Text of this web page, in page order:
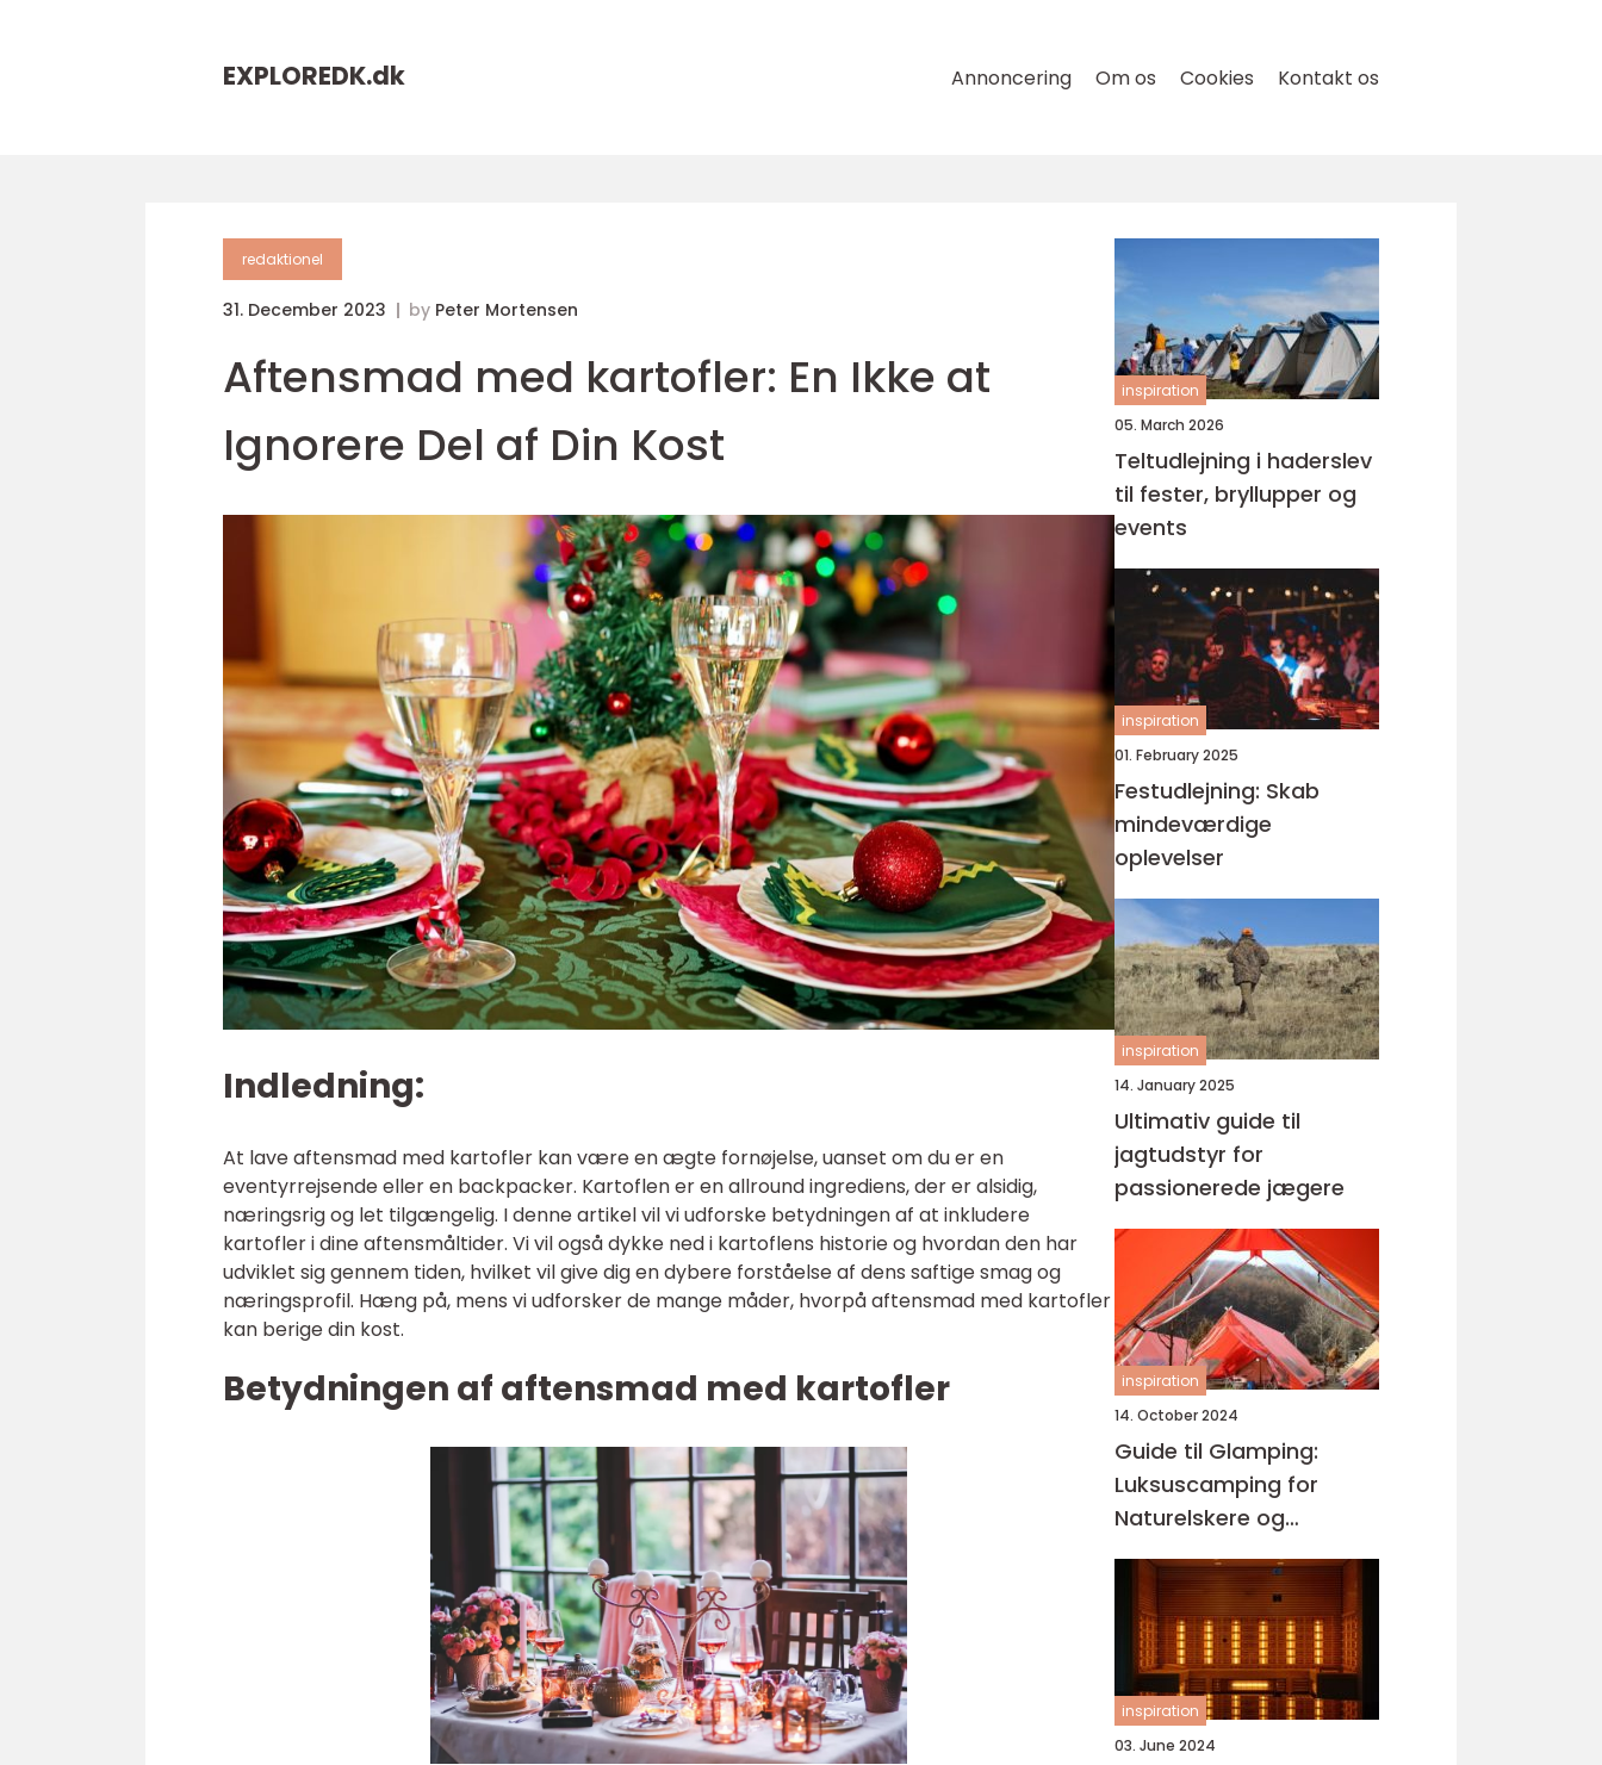
EXPLOREDK.dk Annoncering Om os Cookies Kontakt os
redaktionel
31. December 2023 by Peter Mortensen
Aftensmad med kartofler: En Ikke at
Ignorere Del af Din Kost
Indledning:
At lave aftensmad med kartofler kan være en ægte fornøjelse, uanset om du er en
eventyrrejsende eller en backpacker. Kartoflen er en allround ingrediens, der er alsidig,
næringsrig og let tilgængelig. I denne artikel vil vi udforske betydningen af at inkludere
kartofler i dine aftensmåltider. Vi vil også dykke ned i kartoflens historie og hvordan den har
udviklet sig gennem tiden, hvilket vil give dig en dybere forståelse af dens saftige smag og
næringsprofil. Hæng på, mens vi udforsker de mange måder, hvorpå aftensmad med kartofler
kan berige din kost.
Betydningen af aftensmad med kartofler
inspiration
05. March 2026
Teltudlejning i haderslev
til fester, bryllupper og
events
inspiration
01. February 2025
Festudlejning: Skab
mindeværdige
oplevelser
inspiration
14. January 2025
Ultimativ guide til
jagtudstyr for
passionerede jægere
inspiration
14. October 2024
Guide til Glamping:
Luksuscamping for
Naturelskere og
Komfortentusiaster
inspiration
03. June 2024